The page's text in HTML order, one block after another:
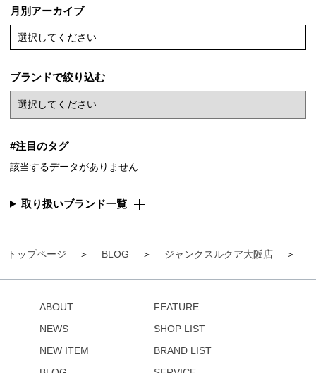
トップページ BLOG ジャンクスルクア大阪店
月別アーカイブ
選択してください
ブランドで絞り込む
#注目のタグ
該当するデータがありません
取り扱いブランド一覧
ABOUT
NEWS
NEW ITEM
FEATURE
SHOP LIST
BRAND LIST